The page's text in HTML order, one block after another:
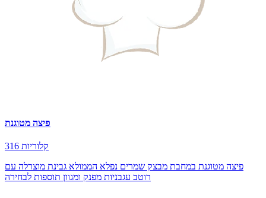
פיצה מטוגנת
316 קלוריות
פיצה מטוגנת במחבת מבצק שמרים נפלא הממולא גבינת מוצרלה עם
רוטב עגבניות מפנק ומגוון תוספות לבחירה